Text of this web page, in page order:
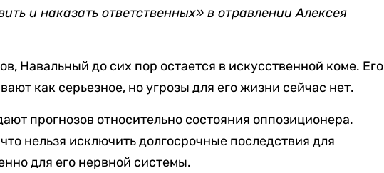
и наказать ответственных» в отравлении Алексея
Навальный до сих пор остается в искусственной коме. Его
как серьезное, но угрозы для его жизни сейчас нет.
прогнозов относительно состояния оппозиционера.
нельзя исключить долгосрочные последствия для
для его нервной системы.